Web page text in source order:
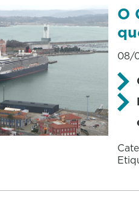
O
08/